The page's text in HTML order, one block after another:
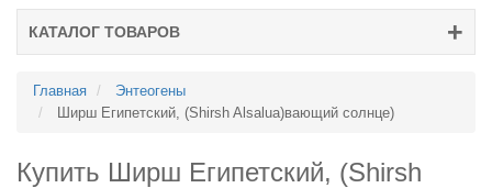
КАТАЛОГ ТОВАРОВ
Главная
Энтеогены
Ширш Египетский, (Shirsh Alsalua)вающий солнце)
Купить Ширш Египетский, (Shirsh